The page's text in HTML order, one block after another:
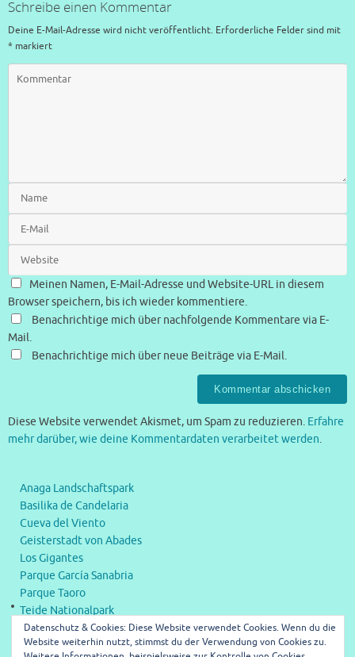
Schreibe einen Kommentar
Deine E-Mail-Adresse wird nicht veröffentlicht. Erforderliche Felder sind mit
* markiert
Meinen Namen, E-Mail-Adresse und Website-URL in diesem
Browser speichern, bis ich wieder kommentiere.
Benachrichtige mich über nachfolgende Kommentare via E-
Mail.
Benachrichtige mich über neue Beiträge via E-Mail.
Diese Website verwendet Akismet, um Spam zu reduzieren. Erfahre
mehr darüber, wie deine Kommentardaten verarbeitet werden.
Anaga Landschaftspark
Basilika de Candelaria
Cueva del Viento
Geisterstadt von Abades
Los Gigantes
Parque García Sanabria
Parque Taoro
Teide Nationalpark
Teleférico del Teide
Datenschutz & Cookies: Diese Website verwendet Cookies. Wenn du die
Website weiterhin nutzt, stimmst du der Verwendung von Cookies zu.